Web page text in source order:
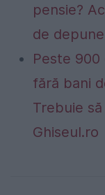
pensie?
de
Peste 900
fără bani
Trebuie
Ghiseul.ro